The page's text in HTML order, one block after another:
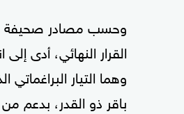
وحسب مصادر صحيفة
القرار النهائي، أدى
وهما التيار
باقر ذو القدر، بدعم